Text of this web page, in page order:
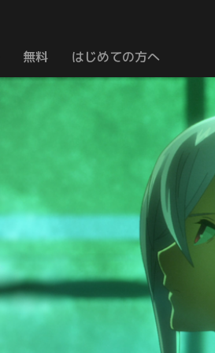
無料 はじめての方へ